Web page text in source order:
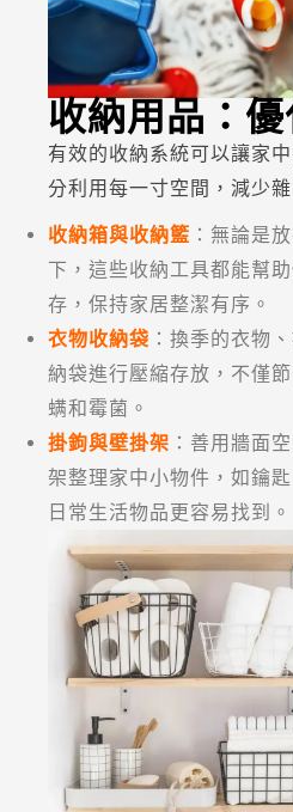
收納用品：
有效的收納系統可以讓家
分利用每一寸空間，減少雜
收納箱與收納籃 ：無論是
下，這些收納工具都能幫
存，保持家居整潔有序。
衣物收納袋 ：換季的衣物
納袋進行壓縮存放，不僅
螨和霉菌。
掛鉤與壁掛架 ：善用牆面
架整理家中小物件，如鑰
日常生活物品更容易找到。